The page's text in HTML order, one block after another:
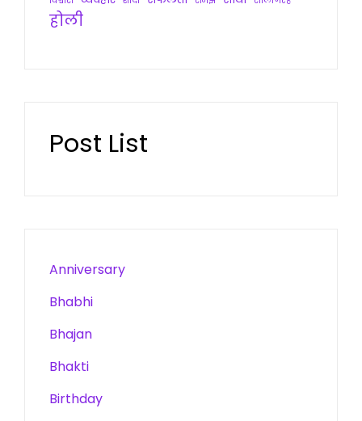
होली
Post List
Anniversary
Bhabhi
Bhajan
Bhakti
Birthday